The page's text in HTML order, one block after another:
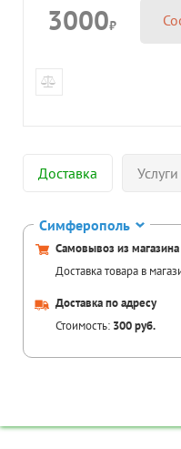
3000₽
Доставка Услуги
Симферополь
Самовывоз из
Доставка товара в
Доставка по адресу
Стоимость: 300 руб.